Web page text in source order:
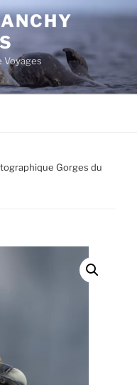
Voyages
Gorges du